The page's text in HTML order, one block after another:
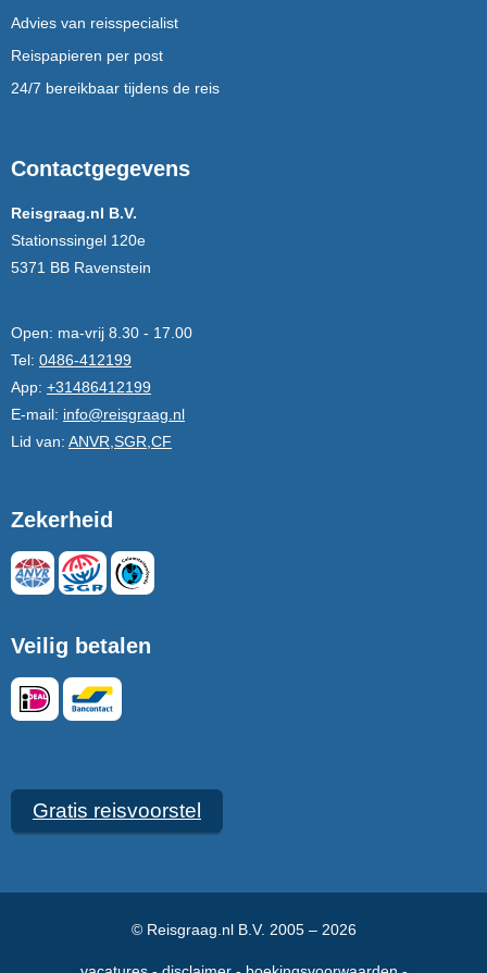
Advies van reisspecialist
Reispapieren per post
24/7 bereikbaar tijdens de reis
Contactgegevens
Reisgraag.nl B.V.
Stationssingel 120e
5371 BB Ravenstein
Open: ma-vrij 8.30 - 17.00
Tel: 0486-412199
App: +31486412199
E-mail: info@reisgraag.nl
Lid van: ANVR,SGR,CF
Zekerheid
Veilig betalen
Gratis reisvoorstel
© Reisgraag.nl B.V. 2005 – 2026